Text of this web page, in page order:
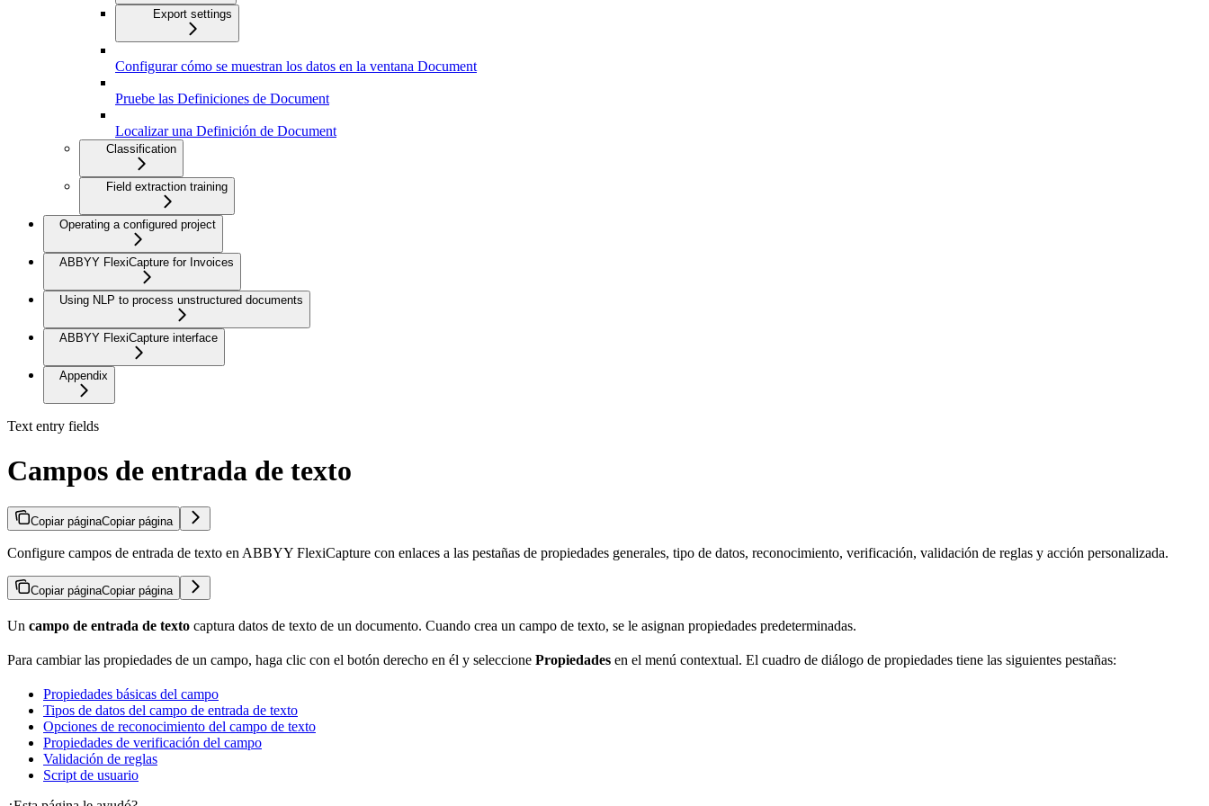
Export settings
Configurar cómo se muestran los datos en la ventana Document
Pruebe las Definiciones de Document
Localizar una Definición de Document
Classification
Field extraction training
Operating a configured project
ABBYY FlexiCapture for Invoices
Using NLP to process unstructured documents
ABBYY FlexiCapture interface
Appendix
Text entry fields
Campos de entrada de texto
Copiar páginaCopiar página
Configure campos de entrada de texto en ABBYY FlexiCapture con enlaces a las pestañas de propiedades generales, tipo de datos, reconocimiento, verificación, validación de reglas y acción personalizada.
Copiar páginaCopiar página
Un campo de entrada de texto captura datos de texto de un documento. Cuando crea un campo de texto, se le asignan propiedades predeterminadas.
Para cambiar las propiedades de un campo, haga clic con el botón derecho en él y seleccione Propiedades en el menú contextual. El cuadro de diálogo de propiedades tiene las siguientes pestañas:
Propiedades básicas del campo
Tipos de datos del campo de entrada de texto
Opciones de reconocimiento del campo de texto
Propiedades de verificación del campo
Validación de reglas
Script de usuario